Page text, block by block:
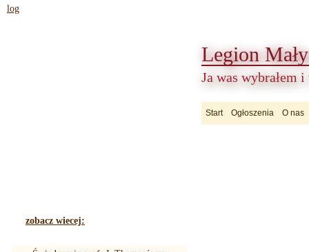
log
zobacz wiecej:
Legion
Ja was wybrałem
Start Ogłoszenia O nas